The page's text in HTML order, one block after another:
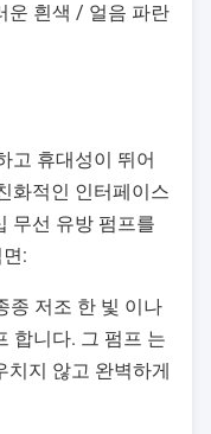
운 흰색 / 얼음 파란
고 휴대성이 뛰어
화적인 인터페이스
무선 유방 펌프를
:
종 저조 한 빛 이나
합니다. 그 펌프 는
치지 않고 완벽하게